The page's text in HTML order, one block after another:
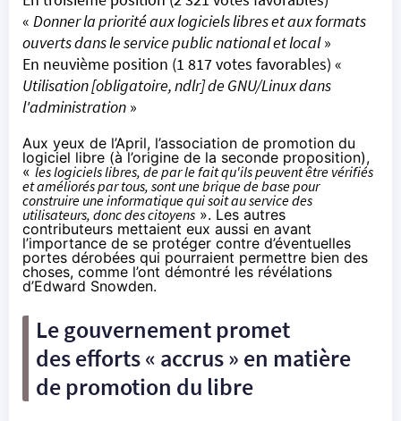
« Donner la priorité aux logiciels libres et aux formats
ouverts dans le service public national et local»
En neuvième position (1 817 votes favorables) «
Utilisation [obligatoire, ndlr] de GNU/Linux dans
l'administration »
Aux yeux de l’April, l’association de promotion du
logiciel libre (à l’origine de la seconde proposition),
« les logiciels libres, de par le fait qu'ils peuvent être vérifiés
et améliorés par tous, sont une brique de base pour
construire une informatique qui soit au service des
utilisateurs, donc des citoyens ». Les autres
contributeurs mettaient eux aussi en avant
l’importance de se protéger contre d’éventuelles
portes dérobées qui pourraient permettre bien des
choses, comme l’ont démontré les révélations
d’Edward Snowden.
Le gouvernement promet
des efforts « accrus » en matière
de promotion du libre